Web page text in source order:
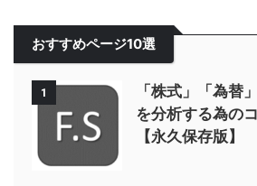
おすすめページ10選
1
「株式」「為替
を分析する為の
【永久保存版】